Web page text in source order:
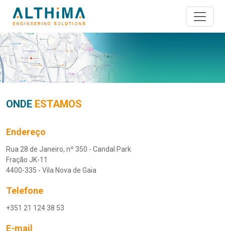
ONDE ESTAMOS
Endereço
Rua 28 de Janeiro, nº 350 - Candal Park
Fração JK-11
4400-335 - Vila Nova de Gaia
Telefone
+351 21 124 38 53
E-mail